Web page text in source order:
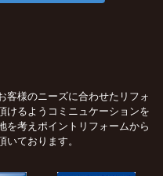
客様のニーズに合わせたリフォ
けるようコミニュケーションを
を考えポイントリフォームから
ております。